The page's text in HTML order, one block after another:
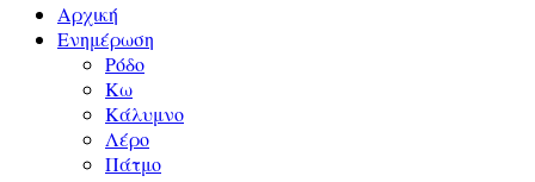
Αρχική
Ενημέρωση
Ρόδο
Κω
Κάλυμνο
Λέρο
Πάτμο